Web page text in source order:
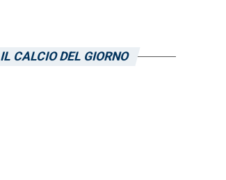
IL CALCIO DEL GIORNO